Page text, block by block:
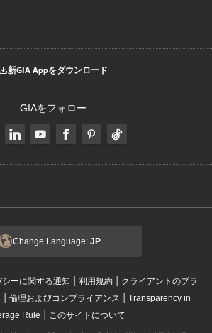
新GIA Appをダウンロード
GIAをフォロー
Change Language: JP
シーに関する通知 | 利用規約 | クライアントのプラ
| 倫理およびコンプライアンス | Transparency in
Rule | このサイトについて